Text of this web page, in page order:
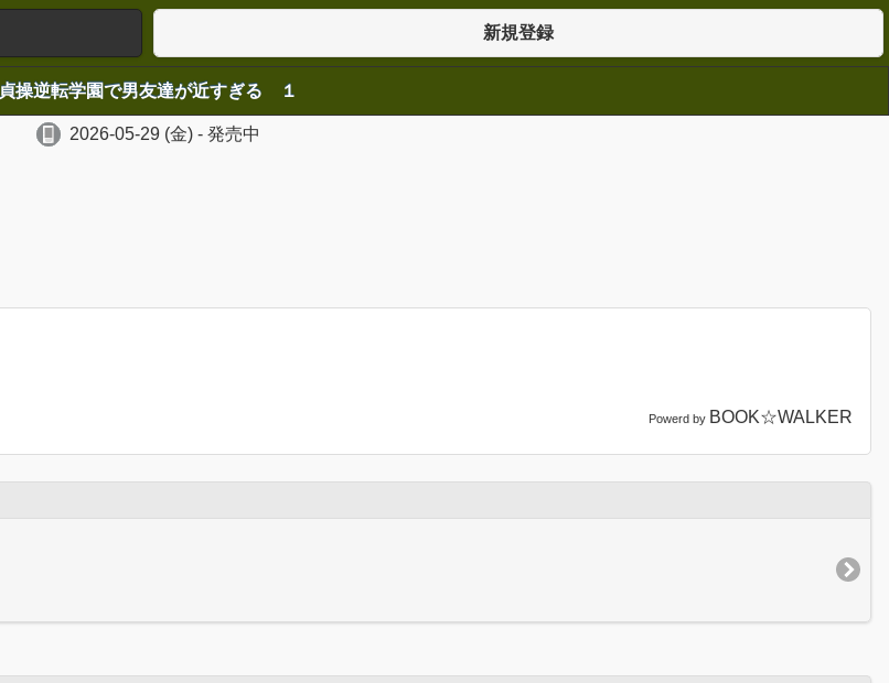
新規登録
貞操逆転学園で男友達が近すぎる １
2026-05-29(金)- 発売中
Powerd by BOOK☆WALKER